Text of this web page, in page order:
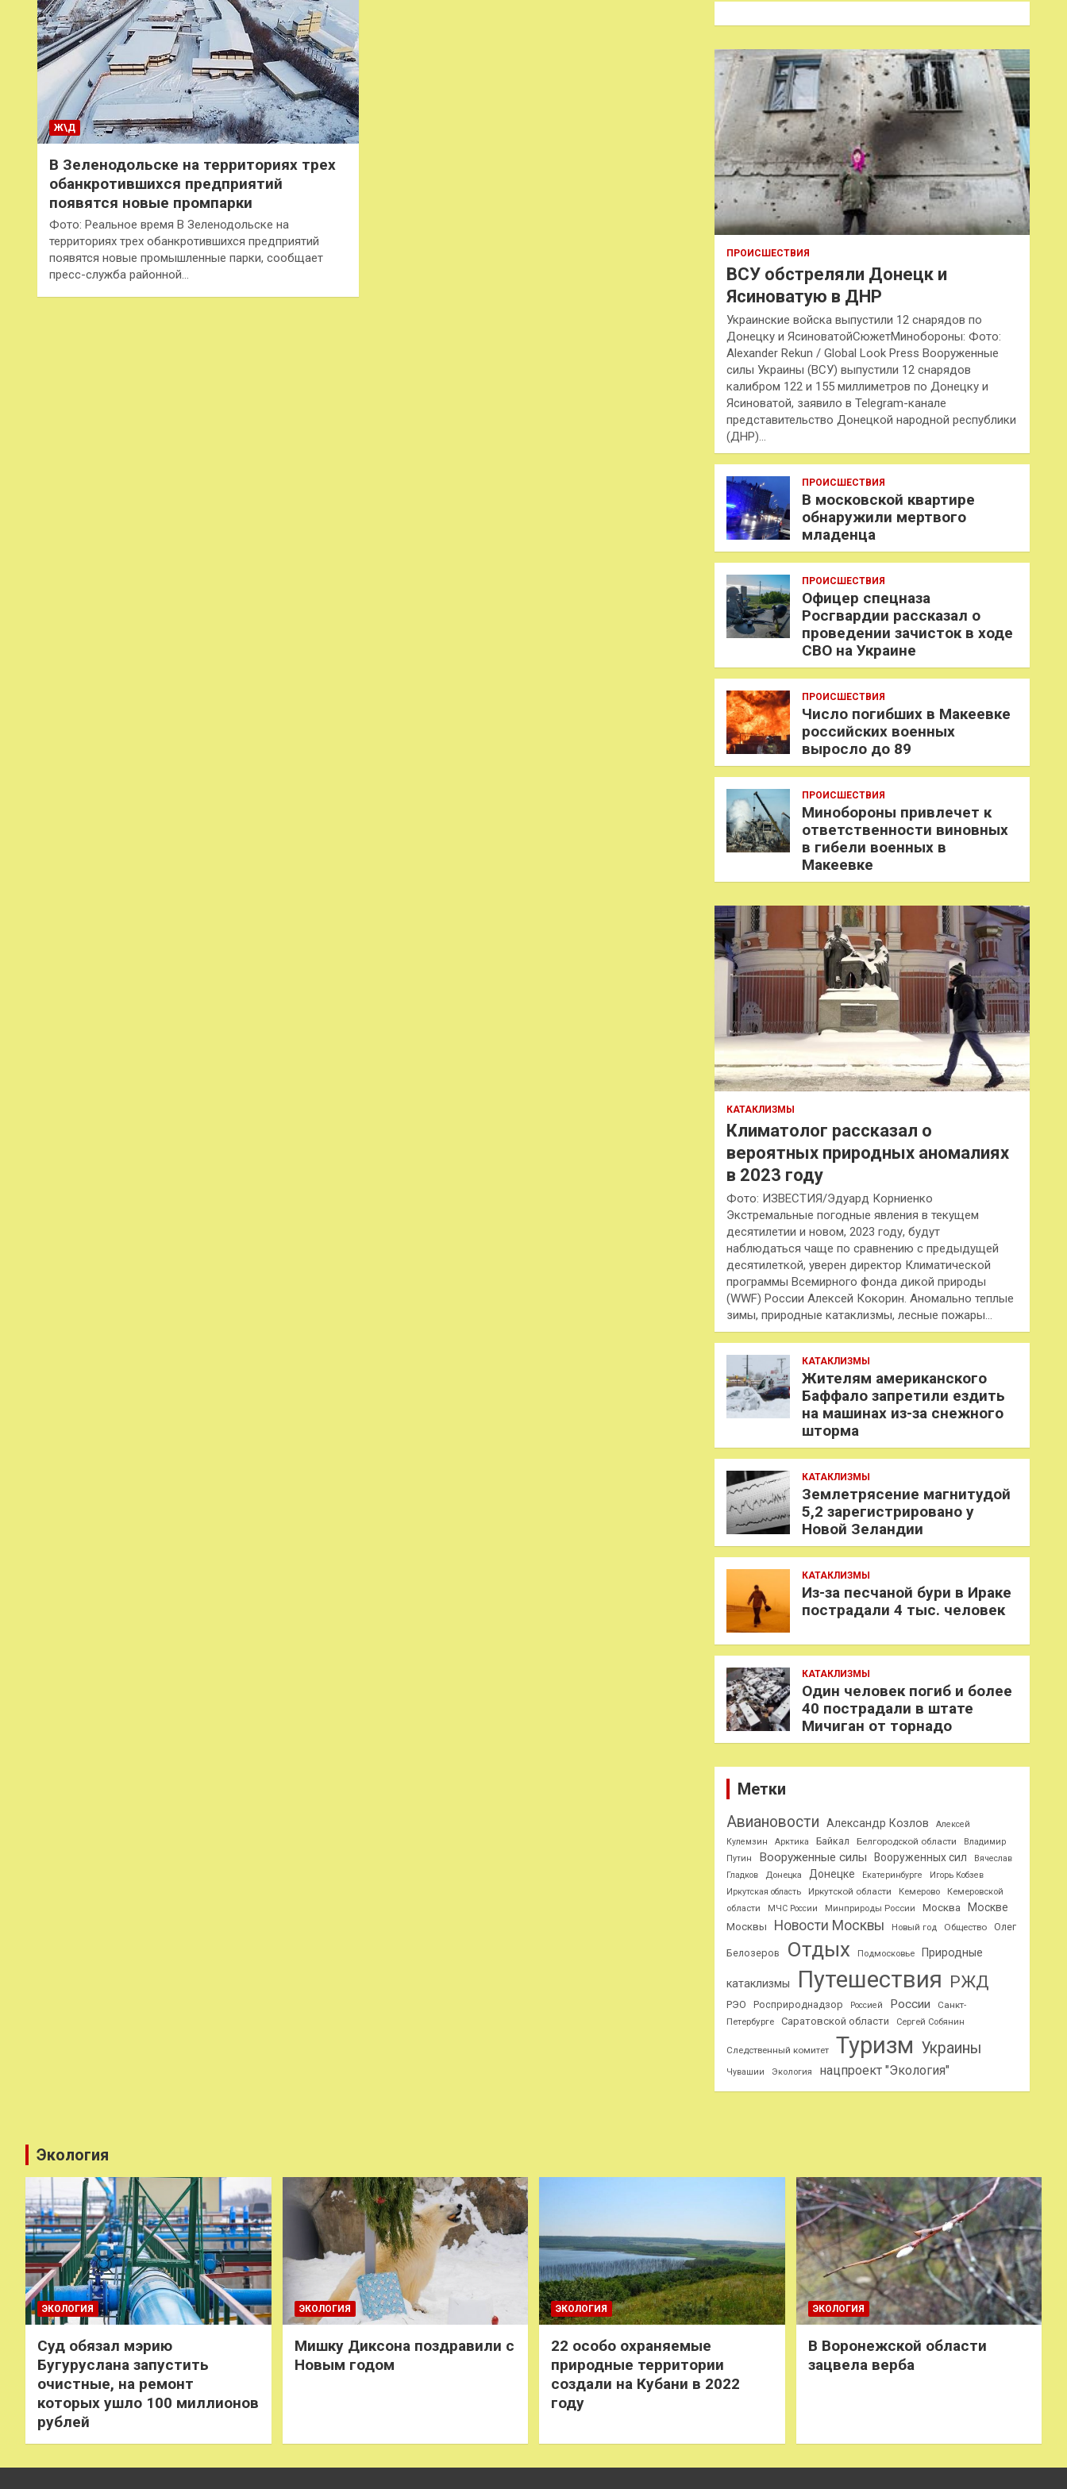
Ж\Д
В Зеленодольске на территориях трех
обанкротившихся предприятий
появятся новые промпарки
Фото: Реальное время В Зеленодольске на
территориях трех обанкротившихся предприятий
появятся новые промышленные парки, сообщает
пресс-служба районной…
к
ПРОИСШЕСТВИЯ
ВСУ обстреляли Донецк и
Ясиноватую в ДНР
Украинские войска выпустили 12 снарядов по
Донецку и ЯсиноватойСюжетМинобороны: Фото:
Alexander Rekun / Global Look Press Вооруженные
силы Украины (ВСУ) выпустили 12 снарядов
калибром 122 и 155 миллиметров по Донецку и
Ясиноватой, заявило в Telegram-канале
представительство Донецкой народной республики
(ДНР)…
ПРОИСШЕСТВИЯ
В московской квартире
обнаружили мертвого
младенца
ПРОИСШЕСТВИЯ
Офицер спецназа
Росгвардии рассказал о
проведении зачисток в ходе
СВО на Украине
ПРОИСШЕСТВИЯ
Число погибших в Макеевке
российских военных
выросло до 89
ПРОИСШЕСТВИЯ
Минобороны привлечет к
ответственности виновных
в гибели военных в
Макеевке
КАТАКЛИЗМЫ
Климатолог рассказал о
вероятных природных аномалиях
в 2023 году
Фото: ИЗВЕСТИЯ/Эдуард Корниенко
Экстремальные погодные явления в текущем
десятилетии и новом, 2023 году, будут
наблюдаться чаще по сравнению с предыдущей
десятилеткой, уверен директор Климатической
программы Всемирного фонда дикой природы
(WWF) России Алексей Кокорин. Аномально теплые
зимы, природные катаклизмы, лесные пожары…
КАТАКЛИЗМЫ
Жителям американского
Баффало запретили ездить
на машинах из-за снежного
шторма
КАТАКЛИЗМЫ
Землетрясение магнитудой
5,2 зарегистрировано у
Новой Зеландии
КАТАКЛИЗМЫ
Из-за песчаной бури в Ираке
пострадали 4 тыс. человек
КАТАКЛИЗМЫ
Один человек погиб и более
40 пострадали в штате
Мичиган от торнадо
Метки
Авиановости Александр Козлов
Алексей
Кулемзин
Арктика Байкал Белгородской области
Владимир
Путин
Вооруженные силы Вооруженных сил
Вячеслав
Гладков
Донецка Донецке Екатеринбурге
Игорь Кобзев
Иркутская область
Иркутской области Кемерово
Кемеровской
области
МЧС России Минприроды России Москва Москве
Москвы Новости Москвы Новый год Общество Олег
Белозеров Отдых Подмосковье Природные
катаклизмы Путешествия РЖД
РЭО Росприроднадзор Россией России
Санкт-
Петербурге
Саратовской области Сергей Собянин
Следственный комитет Туризм Украины
Чувашии Экология нацпроект "Экология"
Экология
ЭКОЛОГИЯ
Суд обязал мэрию
Бугуруслана запустить
очистные, на ремонт
которых ушло 100 миллионов
рублей
ЭКОЛОГИЯ
Мишку Диксона поздравили с
Новым годом
ЭКОЛОГИЯ
22 особо охраняемые
природные территории
создали на Кубани в 2022
году
ЭКОЛОГИЯ
В Воронежской области
зацвела верба